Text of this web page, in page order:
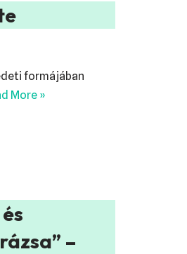
formájában
More »
–